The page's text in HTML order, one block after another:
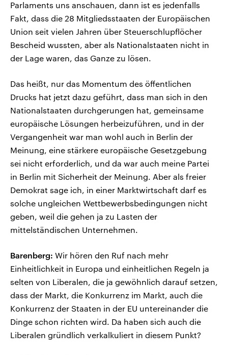
Parlaments uns anschauen, dann ist es jedenfalls
Fakt, dass die 28 Mitgliedsstaaten der Europäischen
Union seit vielen Jahren über Steuerschlupflöcher
Bescheid wussten, aber als Nationalstaaten nicht in
der Lage waren, das Ganze zu lösen.
Das heißt, nur das Momentum des öffentlichen
Drucks hat jetzt dazu geführt, dass man sich in den
Nationalstaaten durchgerungen hat, gemeinsame
europäische Lösungen herbeizuführen, und in der
Vergangenheit war man wohl auch in Berlin der
Meinung, eine stärkere europäische Gesetzgebung
sei nicht erforderlich, und da war auch meine Partei
in Berlin mit Sicherheit der Meinung. Aber als freier
Demokrat sage ich, in einer Marktwirtschaft darf es
solche ungleichen Wettbewerbsbedingungen nicht
geben, weil die gehen ja zu Lasten der
mittelständischen Unternehmen.
Barenberg: Wir hören den Ruf nach mehr
Einheitlichkeit in Europa und einheitlichen Regeln ja
selten von Liberalen, die ja gewöhnlich darauf setzen,
dass der Markt, die Konkurrenz im Markt, auch die
Konkurrenz der Staaten in der EU untereinander die
Dinge schon richten wird. Da haben sich auch die
Liberalen gründlich verkalkuliert in diesem Punkt?